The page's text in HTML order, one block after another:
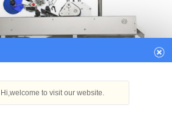
Hi,welcome to visit our website.